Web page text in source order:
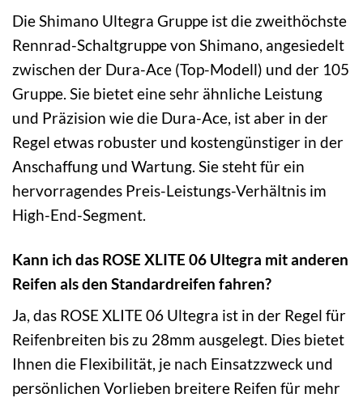
Die Shimano Ultegra Gruppe ist die zweithöchste
Rennrad-Schaltgruppe von Shimano, angesiedelt
zwischen der Dura-Ace (Top-Modell) und der 105
Gruppe. Sie bietet eine sehr ähnliche Leistung
und Präzision wie die Dura-Ace, ist aber in der
Regel etwas robuster und kostengünstiger in der
Anschaffung und Wartung. Sie steht für ein
hervorragendes Preis-Leistungs-Verhältnis im
High-End-Segment.
Kann ich das ROSE XLITE 06 Ultegra mit anderen
Reifen als den Standardreifen fahren?
Ja, das ROSE XLITE 06 Ultegra ist in der Regel für
Reifenbreiten bis zu 28mm ausgelegt. Dies bietet
Ihnen die Flexibilität, je nach Einsatzzweck und
persönlichen Vorlieben breitere Reifen für mehr